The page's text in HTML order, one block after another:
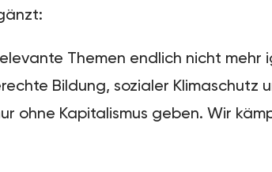
Themen endlich nicht
Bildung, sozialer
ohne Kapitalismus geben. Wir